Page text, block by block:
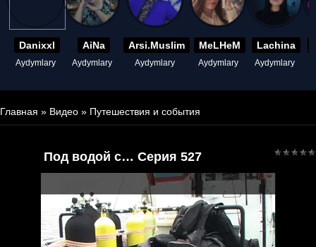
Danixxl
Aydymlary
AiNa
Aydymlary
Arsi.Muslim
Aydymlary
MeLHeM
Aydymlary
Lachina
Aydymlary
Главная » Видео » Путешествия и события
Под водой с… Серия 527